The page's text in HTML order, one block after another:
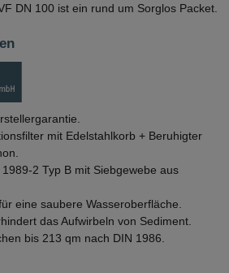
DN 100 ist ein rund um Sorglos Packet.
mit Edelstahlkorb + Beruhigter
2 Typ B mit Siebgewebe aus
eine saubere Wasseroberfläche.
das Aufwirbeln von Sediment.
bis 213 qm nach DIN 1986.